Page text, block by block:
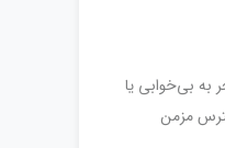
به بی‌خوابی یا
مزمن